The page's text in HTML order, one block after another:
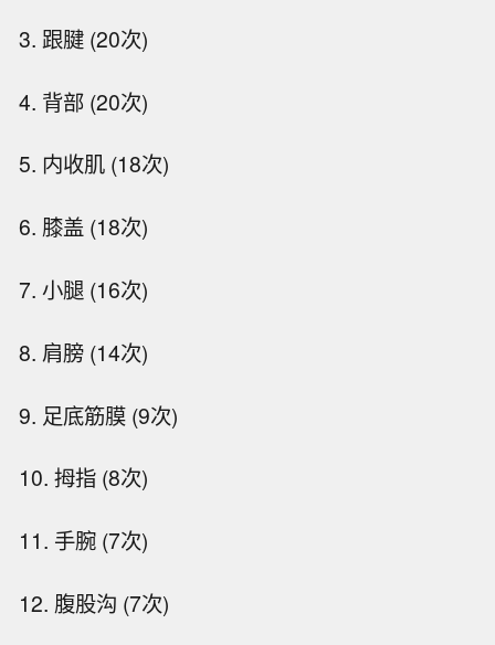
3. 跟腱 (20次)
4. 背部 (20次)
5. 内收肌 (18次)
6. 膝盖 (18次)
7. 小腿 (16次)
8. 肩膀 (14次)
9. 足底筋膜 (9次)
10. 拇指 (8次)
11. 手腕 (7次)
12. 腹股沟 (7次)